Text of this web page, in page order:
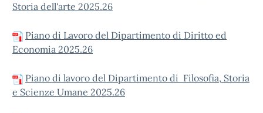
Storia dell'arte 2025.26
Piano di Lavoro del Dipartimento di Diritto ed
Economia 2025.26
Piano di lavoro del Dipartimento di Filosofia, Storia
e Scienze Umane 2025.26